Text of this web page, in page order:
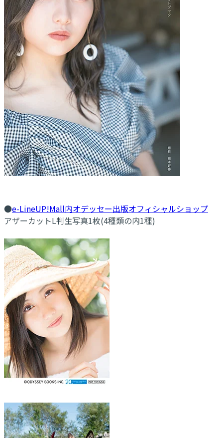
●e-LineUP!Mall内オデッセー出版オフィシャルショップ
アザーカットL判生写真1枚(4種類の内1種)